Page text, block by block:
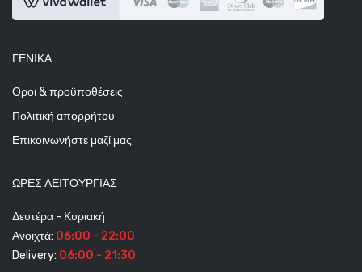
ΓΕΝΙΚΆ
Οροι & προϋποθέσεις
Πολιτική απορρήτου
Επικοινωνήστε μαζί μας
ΩΡΕΣ ΛΕΙΤΟΥΡΓΊΑΣ
Δευτέρα - Κυριακή
Ανοιχτά: 06:00 - 22:00
Delivery: 06:00 - 21:30